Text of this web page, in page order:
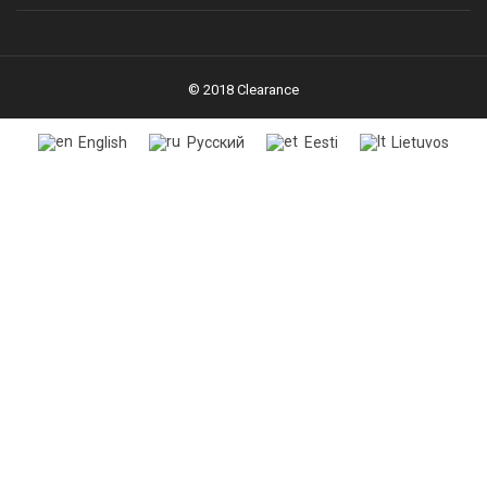
© 2018 Clearance
English Русский Eesti Lietuvos